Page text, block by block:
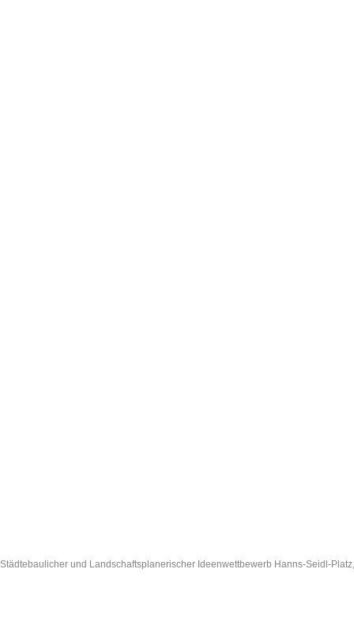
Städtebaulicher und Landschaftsplanerischer Ideenwettbewerb Hanns-Seidl-